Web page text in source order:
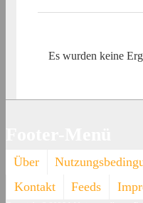
Es wurden keine
Über
Kontakt
Feeds